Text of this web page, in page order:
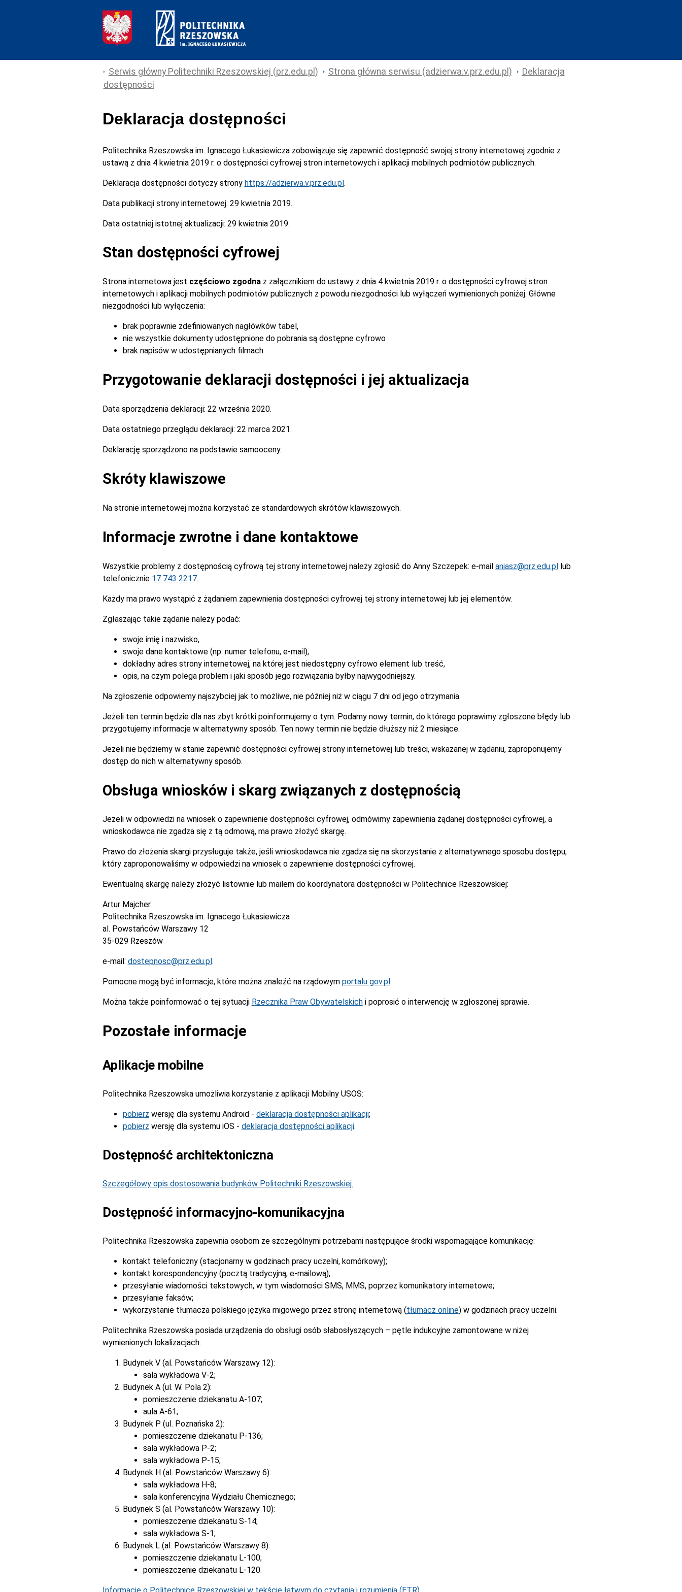
Serwis główny Politechniki Rzeszowskiej (prz.edu.pl) Strona główna serwisu (adzierwa.v.prz.edu.pl)
Deklaracja
dostępności
Deklaracja dostępności
Politechnika Rzeszowska im. Ignacego Łukasiewiczazobowiązuje się zapewnić dostępność swojej strony internetowej zgodnie z
ustawą z dnia 4 kwietnia 2019 r. o dostępności cyfrowej stron internetowych i aplikacji mobilnych podmiotów publicznych.
Deklaracja dostępności dotyczy strony https://adzierwa.v.prz.edu.pl.
Data publikacji strony internetowej: 29 kwietnia 2019.
Data ostatniej istotnej aktualizacji: 29 kwietnia 2019.
Stan dostępności cyfrowej
Strona internetowa jest częściowo zgodna z załącznikiem do ustawy z dnia 4 kwietnia 2019 r. o dostępności cyfrowej stron
internetowych i aplikacji mobilnych podmiotów publicznych z powodu niezgodności lub wyłączeń wymienionych poniżej. Główne
niezgodności lub wyłączenia:
brak poprawnie zdefiniowanych nagłówków tabel,
nie wszystkie dokumenty udostępnione do pobrania są dostępne cyfrowo
brak napisów w udostępnianych filmach.
Przygotowanie deklaracji dostępności i jej aktualizacja
Data sporządzenia deklaracji: 22 września 2020.
Data ostatniego przeglądu deklaracji: 22 marca 2021.
Deklarację sporządzono na podstawie samooceny.
Skróty klawiszowe
Na stronie internetowej można korzystać ze standardowych skrótów klawiszowych.
Informacje zwrotne i dane kontaktowe
Wszystkie problemy z dostępnością cyfrową tej strony internetowej należy zgłosić do Anny Szczepek: e-mail aniasz@prz.edu.pllub
telefonicznie 17 743 2217.
Każdy ma prawo wystąpić z żądaniem zapewnienia dostępności cyfrowej tej strony internetowej lub jej elementów.
Zgłaszając takie żądanie należy podać:
swoje imię i nazwisko,
swoje dane kontaktowe (np. numer telefonu, e-mail),
dokładny adres strony internetowej, na której jest niedostępny cyfrowo element lub treść,
opis, na czym polega problem i jaki sposób jego rozwiązania byłby najwygodniejszy.
Na zgłoszenie odpowiemy najszybciej jak to możliwe, nie później niż w ciągu 7 dni od jego otrzymania.
Jeżeli ten termin będzie dla nas zbyt krótki poinformujemy o tym. Podamy nowy termin, do którego poprawimy zgłoszone błędy lub
przygotujemy informacje w alternatywny sposób. Ten nowy termin nie będzie dłuższy niż 2 miesiące.
Jeżeli nie będziemy w stanie zapewnić dostępności cyfrowej strony internetowej lub treści, wskazanej w żądaniu, zaproponujemy
dostęp do nich w alternatywny sposób.
Obsługa wniosków i skarg związanych z dostępnością
Jeżeli w odpowiedzi na wniosek o zapewnienie dostępności cyfrowej, odmówimy zapewnienia żądanej dostępności cyfrowej, a
wnioskodawca nie zgadza się z tą odmową, ma prawo złożyć skargę.
Prawo do złożenia skargi przysługuje także, jeśli wnioskodawca nie zgadza się na skorzystanie z alternatywnego sposobu dostępu,
który zaproponowaliśmy w odpowiedzi na wniosek o zapewnienie dostępności cyfrowej.
Ewentualną skargę należy złożyć listownie lub mailem do koordynatora dostępności w Politechnice Rzeszowskiej:
Artur Majcher
Politechnika Rzeszowska im. Ignacego Łukasiewicza
al. Powstańców Warszawy 12
35-029 Rzeszów
e-mail: dostepnosc@prz.edu.pl .
Pomocne mogą być informacje, które można znaleźć na rządowym portalu gov.pl .
Można także poinformować o tej sytuacji Rzecznika Praw Obywatelskichi poprosić o interwencję w zgłoszonej sprawie.
Pozostałe informacje
Aplikacje mobilne
Politechnika Rzeszowska umożliwia korzystanie z aplikacji Mobilny USOS:
pobierz wersję dla systemu Android - deklaracja dostępności aplikacji;
pobierz wersję dla systemu iOS - deklaracja dostępności aplikacji.
Dostępność architektoniczna
Szczegółowy opis dostosowania budynków Politechniki Rzeszowskiej.
Dostępność informacyjno-komunikacyjna
Politechnika Rzeszowska zapewnia osobom ze szczególnymi potrzebami następujące środki wspomagające komunikację:
kontakt telefoniczny (stacjonarny w godzinach pracy uczelni, komórkowy);
kontakt korespondencyjny (pocztą tradycyjną, e-mailową);
przesyłanie wiadomości tekstowych, w tym wiadomości SMS, MMS, poprzez komunikatory internetowe;
przesyłanie faksów;
wykorzystanie tłumacza polskiego języka migowego przez stronę internetową (tłumacz online) w godzinach pracy uczelni.
Politechnika Rzeszowska posiada urządzenia do obsługi osób słabosłyszących – pętle indukcyjne zamontowane w niżej
wymienionych lokalizacjach:
Budynek V (al. Powstańców Warszawy 12):
sala wykładowa V-2;
Budynek A (ul. W. Pola 2):
pomieszczenie dziekanatu A-107;
aula A-61;
Budynek P (ul. Poznańska 2):
pomieszczenie dziekanatu P-136;
sala wykładowa P-2;
sala wykładowa P-15;
Budynek H (al. Powstańców Warszawy 6):
sala wykładowa H-8;
sala konferencyjna Wydziału Chemicznego;
Budynek S (al. Powstańców Warszawy 10):
pomieszczenie dziekanatu S-14;
sala wykładowa S-1;
Budynek L (al. Powstańców Warszawy 8):
pomieszczenie dziekanatu L-100;
pomieszczenie dziekanatu L-120.